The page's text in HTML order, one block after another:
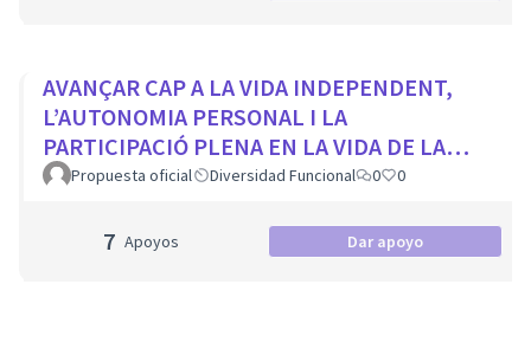
AVANÇAR CAP A LA VIDA INDEPENDENT,
L’AUTONOMIA PERSONAL I LA
PARTICIPACIÓ PLENA EN LA VIDA DE LA
CIUTAT
Propuesta oficial Diversidad Funcional 0 0
7 Apoyos Dar apoyo